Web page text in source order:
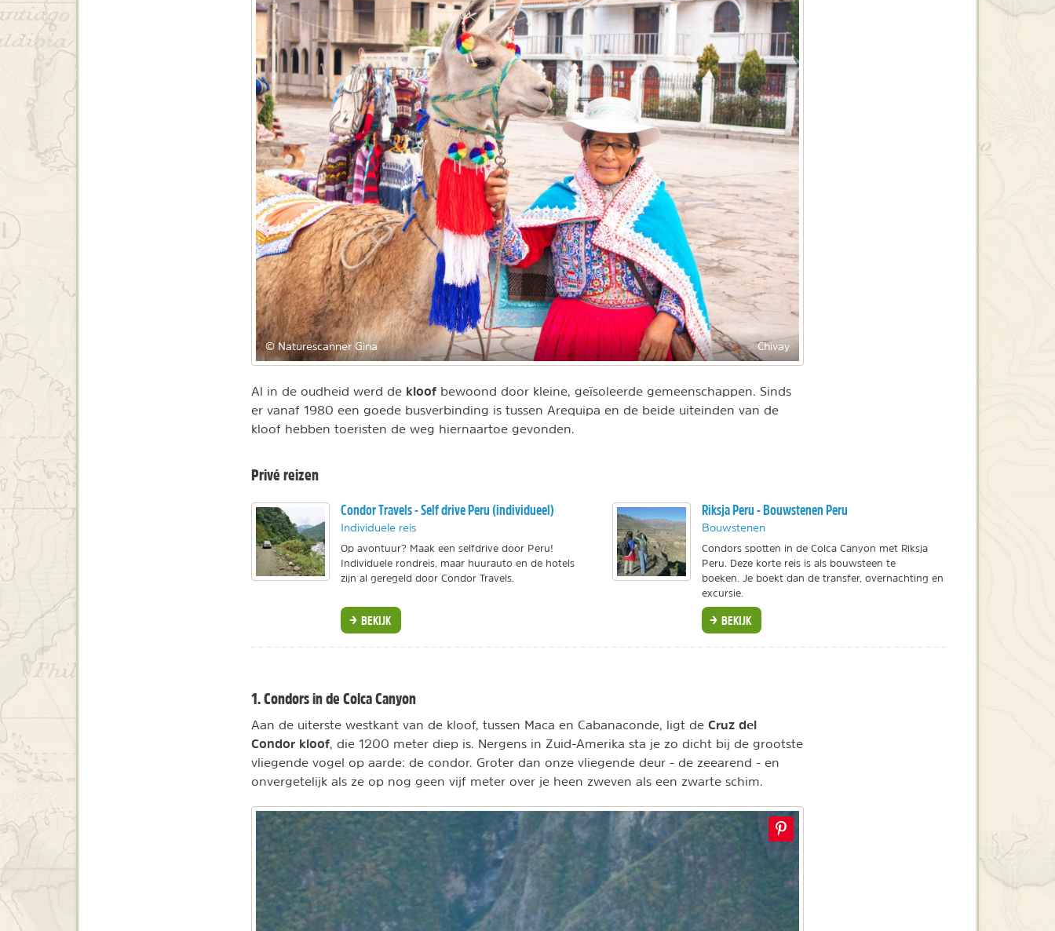
© Naturescanner Gina Chivay
Al in de oudheid werd de kloof bewoond door kleine, geïsoleerde gemeenschappen. Sinds
er vanaf 1980 een goede busverbinding is tussen Arequipa en de beide uiteinden van de
kloof hebben toeristen de weg hiernaartoe gevonden.
Privé reizen
Condor Travels - Self drive Peru (individueel)
Individuele reis
Op avontuur? Maak een selfdrive door Peru!
Individuele rondreis, maar huurauto en de hotels
zijn al geregeld door Condor Travels.
BEKIJK
Riksja Peru - Bouwstenen Peru
Bouwstenen
Condors spotten in de Colca Canyon met Riksja
Peru. Deze korte reis is als bouwsteen te
boeken. Je boekt dan de transfer, overnachting en
excursie.
BEKIJK
1. Condors in de Colca Canyon
Aan de uiterste westkant van de kloof, tussen Maca en Cabanaconde, ligt de Cruz del
Condor kloof , die 1200 meter diep is. Nergens in Zuid-Amerika sta je zo dicht bij de grootste
vliegende vogel op aarde: de condor. Groter dan onze vliegende deur - de zeearend - en
onvergetelijk als ze op nog geen vijf meter over je heen zweven als een zwarte schim.